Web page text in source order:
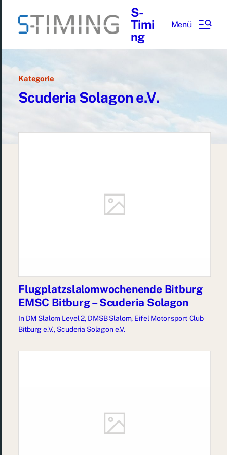
S-
Timi
ng
Menü
Kategorie
Scuderia Solagon e.V.
Flugplatzslalomwochenende Bitburg
EMSC Bitburg – Scuderia Solagon
In DM Slalom Level 2, DMSB Slalom, Eifel Motor sport Club
Bitburg e.V., Scuderia Solagon e.V.